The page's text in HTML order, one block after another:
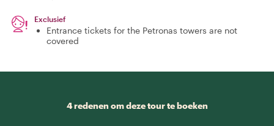
Exclusief
Entrance tickets for the Petronas towers are not
covered
4 redenen om deze tour te boeken